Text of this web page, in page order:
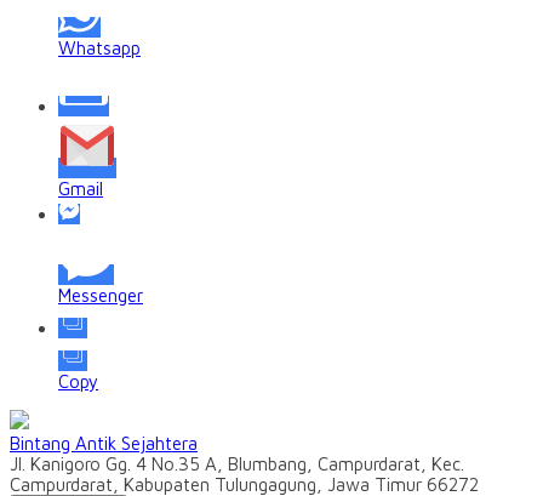
Whatsapp
Gmail
Messenger
Copy
Bintang Antik Sejahtera
Jl. Kanigoro Gg. 4 No.35 A, Blumbang, Campurdarat, Kec.
Campurdarat, Kabupaten Tulungagung, Jawa Timur 66272